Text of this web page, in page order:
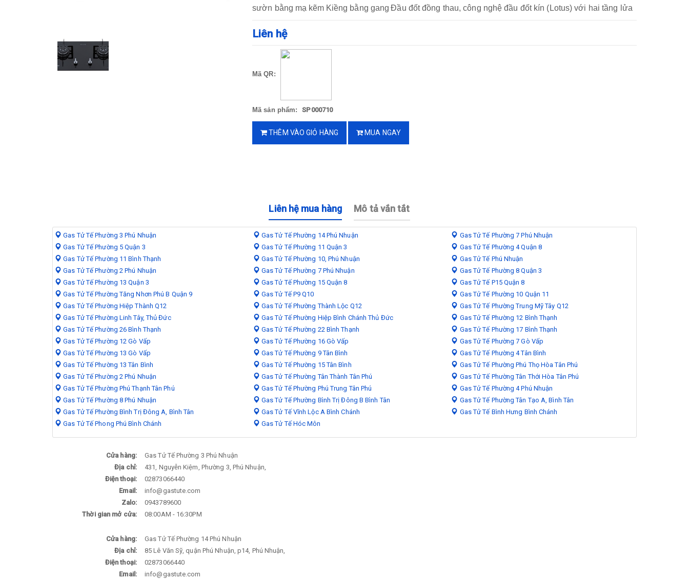
sườn bằng mạ kẽm Kiềng bằng gang Đầu đốt đồng thau, công nghệ đầu đốt kín (Lotus) với hai tầng lửa
Liên hệ
Mã QR:
Mã sản phẩm: SP000710
THÊM VÀO GIỎ HÀNG MUA NGAY
Liên hệ mua hàng Mô tả vắn tắt
Gas Tử Tế Phường 3 Phú Nhuận Gas Tử Tế Phường 14 Phú Nhuận
Gas Tử Tế Phường 7 Phú Nhuận
Gas Tử Tế Phường 5 Quận 3
Gas Tử Tế Phường 11 Quận 3
Gas Tử Tế Phường 4 Quận 8
Gas Tử Tế Phường 11 Bình Thạnh
Gas Tử Tế Phường 10, Phú Nhuận
Gas Tử Tế Phú Nhuận
Gas Tử Tế Phường 2 Phú Nhuận
Gas Tử Tế Phường 7 Phú Nhuận
Gas Tử Tế Phường 8 Quận 3
Gas Tử Tế Phường 13 Quận 3
Gas Tử Tế Phường 15 Quận 8
Gas Tử Tế P15 Quận 8
Gas Tử Tế Phường Tăng Nhơn Phú B Quận 9
Gas Tử Tế P9 Q10
Gas Tử Tế Phường 10 Quận 11
Gas Tử Tế Phường Hiệp Thành Q12
Gas Tử Tế Phường Thành Lộc Q12
Gas Tử Tế Phường Trung Mỹ Tây Q12
Gas Tử Tế Phường Linh Tây, Thủ Đức
Gas Tử Tế Phường Hiệp Bình Chánh Thủ Đức
Gas Tử Tế Phường 12 Bình Thạnh
Gas Tử Tế Phường 26 Bình Thạnh
Gas Tử Tế Phường 22 Bình Thạnh
Gas Tử Tế Phường 17 Bình Thạnh
Gas Tử Tế Phường 12 Gò Vấp
Gas Tử Tế Phường 16 Gò Vấp
Gas Tử Tế Phường 7 Gò Vấp
Gas Tử Tế Phường 13 Gò Vấp
Gas Tử Tế Phường 9 Tân Bình
Gas Tử Tế Phường 4 Tân Bình
Gas Tử Tế Phường 13 Tân Bình
Gas Tử Tế Phường 15 Tân Bình
Gas Tử Tế Phường Phú Thọ Hòa Tân Phú
Gas Tử Tế Phường 2 Phú Nhuận
Gas Tử Tế Phường Tân Thành Tân Phú
Gas Tử Tế Phường Tân Thới Hòa Tân Phú
Gas Tử Tế Phường Phú Thạnh Tân Phú
Gas Tử Tế Phường Phú Trung Tân Phú
Gas Tử Tế Phường 4 Phú Nhuận
Gas Tử Tế Phường 8 Phú Nhuận
Gas Tử Tế Phường Bình Trị Đông B Bình Tân
Gas Tử Tế Phường Tân Tạo A, Bình Tân
Gas Tử Tế Phường Bình Trị Đông A, Bình Tân
Gas Tử Tế Vĩnh Lộc A Bình Chánh
Gas Tử Tế Bình Hưng Bình Chánh
Gas Tử Tế Phong Phú Bình Chánh
Gas Tử Tế Hóc Môn
Cửa hàng:
Gas Tử Tế Phường 3 Phú Nhuận
Địa chỉ:
431, Nguyễn Kiệm, Phường 3, Phú Nhuận,
Điện thoại:
02873066440
Email:
info@gastute.com
Zalo:
0943789600
Thời gian mở cửa:
08:00AM - 16:30PM
Cửa hàng:
Gas Tử Tế Phường 14 Phú Nhuận
Địa chỉ:
85 Lê Văn Sỹ, quận Phú Nhuận, p14, Phú Nhuận,
Điện thoại:
02873066440
Email:
info@gastute.com